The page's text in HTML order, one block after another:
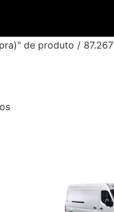
de produto / 87.267